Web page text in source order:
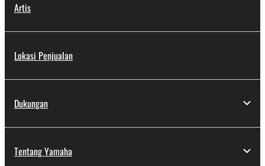
Artis
Lokasi Penjualan
Dukungan
Tentang Yamaha